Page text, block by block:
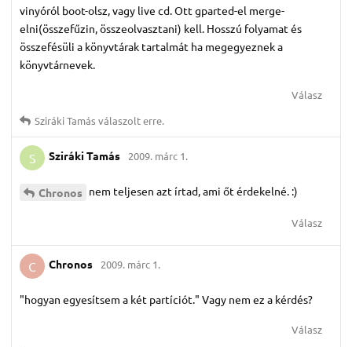
vinyóról boot-olsz, vagy live cd. Ott gparted-el merge-
elni(összefűzin, összeolvasztani) kell. Hosszú folyamat és
összefésüli a könyvtárak tartalmát ha megegyeznek a
könyvtárnevek.
Válasz
Sziráki Tamásválaszolt erre.
S Sziráki Tamás 2009. márc 1.
Chronos nem teljesen azt írtad, ami őt érdekelné. :)
Válasz
C Chronos 2009. márc 1.
"hogyan egyesítsem a két partíciót." Vagy nem ez a kérdés?
Válasz